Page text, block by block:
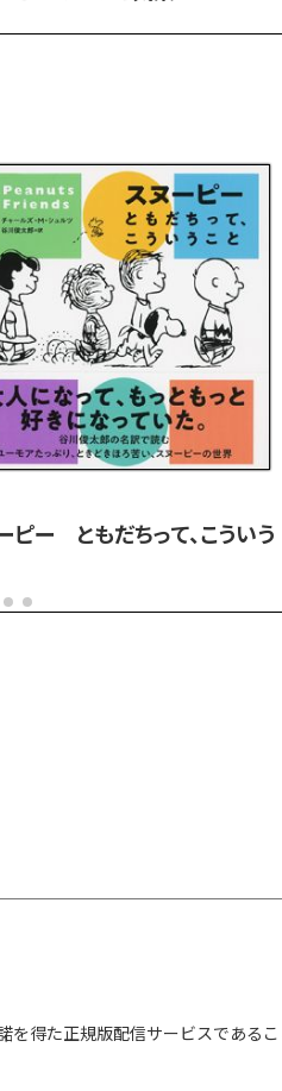
ピー ともだちって、こういう
得た正規版配信サービスである